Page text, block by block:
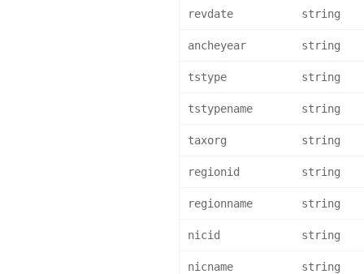
revdate string
ancheyear string
tstype string
tstypename string
taxorg string
regionid string
regionname string
nicid string
nicname string